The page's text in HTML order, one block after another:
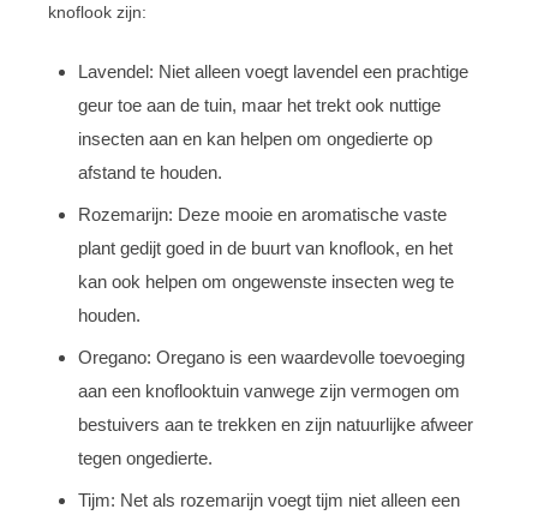
knoflook zijn:
Lavendel: Niet alleen voegt lavendel een prachtige
geur toe aan de tuin, maar het trekt ook nuttige
insecten aan en kan helpen om ongedierte op
afstand te houden.
Rozemarijn: Deze mooie en aromatische vaste
plant gedijt goed in de buurt van knoflook, en het
kan ook helpen om ongewenste insecten weg te
houden.
Oregano: Oregano is een waardevolle toevoeging
aan een knoflooktuin vanwege zijn vermogen om
bestuivers aan te trekken en zijn natuurlijke afweer
tegen ongedierte.
Tijm: Net als rozemarijn voegt tijm niet alleen een